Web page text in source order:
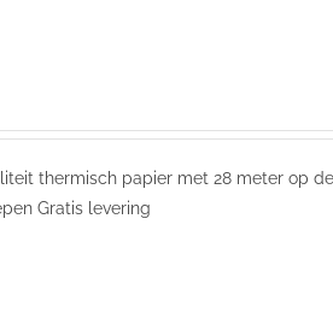
thermisch papier met 28 meter op
Gratis levering